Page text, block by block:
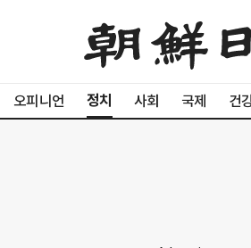
오피니언 정치 사회 국제 건